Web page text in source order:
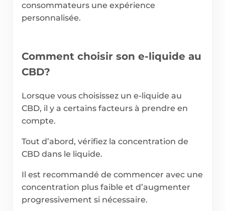
consommateurs une expérience
personnalisée.
Comment choisir son e-liquide au
CBD?
Lorsque vous choisissez un e-liquide au
CBD, il y a certains facteurs à prendre en
compte.
Tout d’abord, vérifiez la concentration de
CBD dans le liquide.
Il est recommandé de commencer avec une
concentration plus faible et d’augmenter
progressivement si nécessaire.